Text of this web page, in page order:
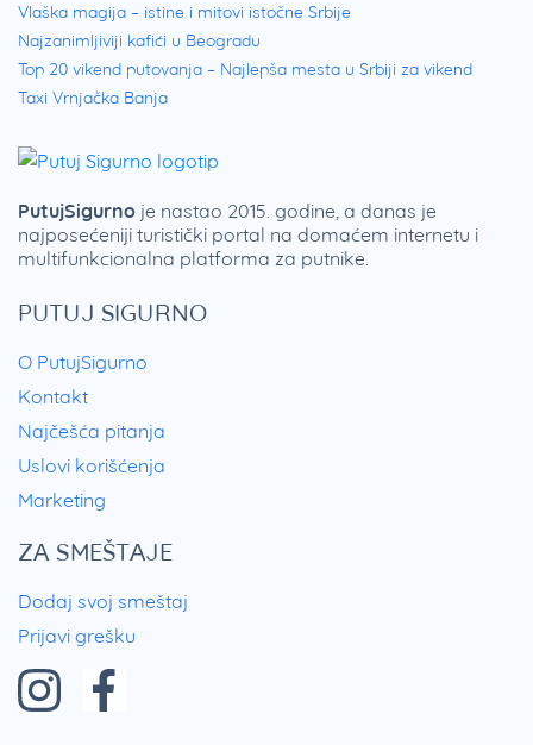
Vlaška magija – istine i mitovi istočne Srbije
Najzanimljiviji kafići u Beogradu
Top 20 vikend putovanja – Najlepša mesta u Srbiji za vikend
Taxi Vrnjačka Banja
PUTUJ SIGURNO
O PutujSigurno
Kontakt
Najčešća pitanja
Uslovi korišćenja
Marketing
ZA SMEŠTAJE
Dodaj svoj smeštaj
Prijavi grešku
PutujSigurno je nastao 2015. godine, a danas je
najposećeniji turistički portal na domaćem internetu i
multifunkcionalna platforma za putnike.